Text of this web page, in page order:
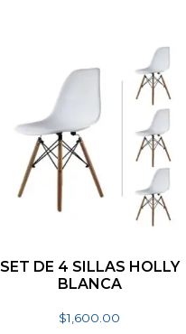
SET DE 4 SILLAS HOLLY
BLANCA
$1,600.00